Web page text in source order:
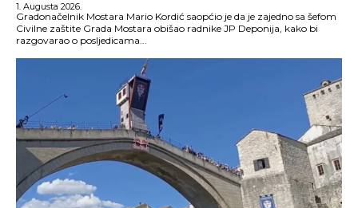
1. Augusta 2026.
Gradonačelnik Mostara Mario Kordić saopćio je da je zajedno sa šefom
Civilne zaštite Grada Mostara obišao radnike JP Deponija, kako bi
razgovarao o posljedicama...